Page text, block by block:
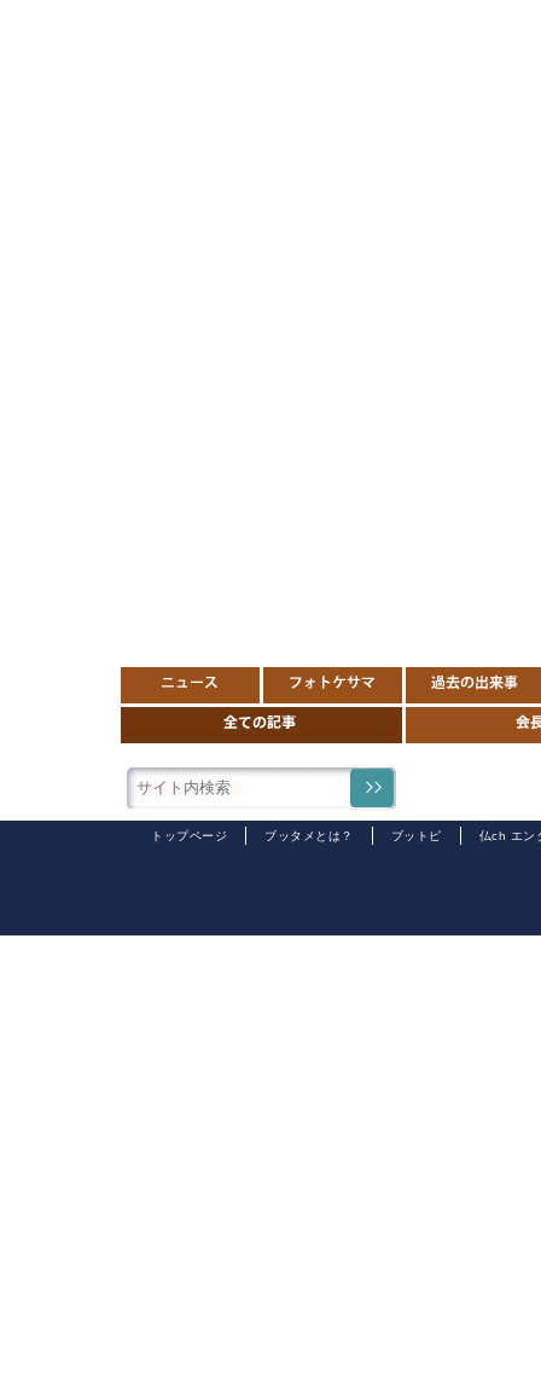
トップページ ブッタメとは？ ブットピ 仏ch エン